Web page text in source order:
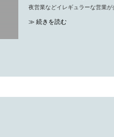
夜営業などイレギュラーな営業
必ずご確認いただき、できるだ
≫ 続きを読む